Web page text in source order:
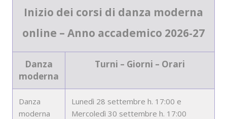
Inizio dei corsi di danza moderna
online – Anno accademico 2026-27
Danza
moderna
Turni – Giorni – Orari
Danza
moderna
Lunedì 28 settembre h. 17:00 e
Mercoledì 30 settembre h. 17:00